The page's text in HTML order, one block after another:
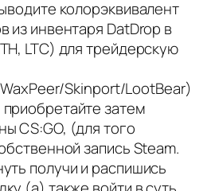
колорэквивалент
из инвентаря DatDrop в
LTC) для трейдерскую
Skinport/LootBear)
затем
CS:GO, (для того
запись Steam.
получи и распишись